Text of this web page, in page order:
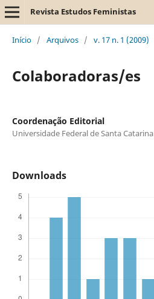
Revista Estudos Feministas
Início / Arquivos / v. 17 n. 1 (2009)
Colaboradoras/es
Coordenação Editorial
Universidade Federal de Santa Catarina
Downloads